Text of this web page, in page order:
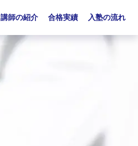
講師の紹介 合格実績 入塾の流れ